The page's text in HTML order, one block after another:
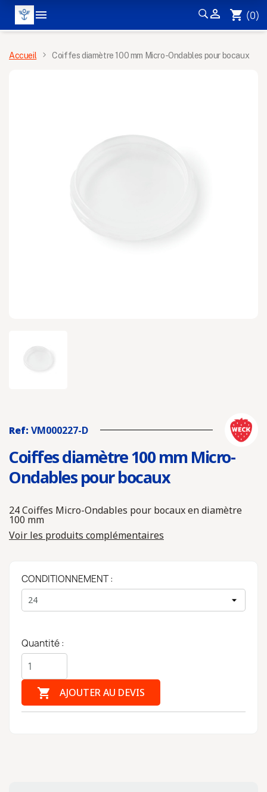
  shopping_cart (0)
MENU
Accueil Coiffes diamètre 100 mm Micro-Ondables pour bocaux
Ref: VM000227-D
Coiffes diamètre 100 mm Micro-
Ondables pour bocaux
24 Coiffes Micro-Ondables pour bocaux en diamètre
100 mm
Voir les produits complémentaires
CONDITIONNEMENT :
Quantité :
 AJOUTER AU DEVIS